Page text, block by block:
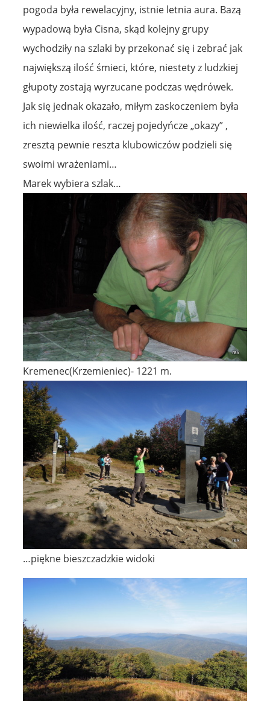
pogoda była rewelacyjny, istnie letnia aura. Bazą
wypadową była Cisna, skąd kolejny grupy
wychodziły na szlaki by przekonać się i zebrać jak
największą ilość śmieci, które, niestety z ludzkiej
głupoty zostają wyrzucane podczas wędrówek.
Jak się jednak okazało, miłym zaskoczeniem była
ich niewielka ilość, raczej pojedyńcze „okazy” ,
zresztą pewnie reszta klubowiczów podzieli się
swoimi wrażeniami…
Marek wybiera szlak…
Kremenec(Krzemieniec)- 1221 m.
…piękne bieszczadzkie widoki